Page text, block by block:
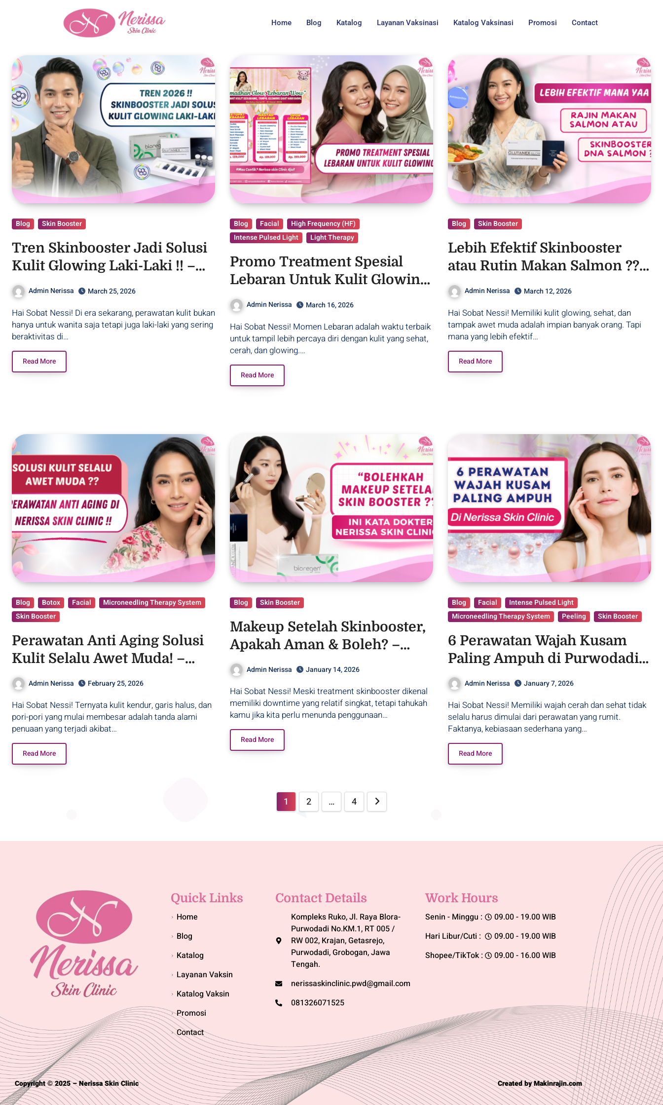
Home Blog Katalog Layanan Vaksinasi Katalog Vaksinasi Promosi Contact
Blog Skin Booster
Tren Skinbooster Jadi Solusi
Kulit Glowing Laki-Laki !! –
Purwodadi
Admin Nerissa March 25, 2026
Hai Sobat Nessi! Di era sekarang, perawatan kulit bukan
hanya untuk wanita saja tetapi juga laki-laki yang sering
beraktivitas di…
Read More
Blog Facial
High Frequency (HF)
Intense Pulsed Light
Light Therapy
Promo Treatment Spesial
Lebaran Untuk Kulit Glowing
– Purwodadi
Admin Nerissa March 16, 2026
Hai Sobat Nessi! Momen Lebaran adalah waktu terbaik
untuk tampil lebih percaya diri dengan kulit yang sehat,
cerah, dan glowing.…
Read More
Blog Skin Booster
Lebih Efektif Skinbooster
atau Rutin Makan Salmon ?? –
Purwodadi
Admin Nerissa March 12, 2026
Hai Sobat Nessi! Memiliki kulit glowing, sehat, dan
tampak awet muda adalah impian banyak orang. Tapi
mana yang lebih efektif…
Read More
Blog Botox Facial
Microneedling Therapy System
Skin Booster
Perawatan Anti Aging Solusi
Kulit Selalu Awet Muda! –
Purwodadi
Admin Nerissa February 25, 2026
Hai Sobat Nessi! Ternyata kulit kendur, garis halus, dan
pori-pori yang mulai membesar adalah tanda alami
penuaan yang terjadi akibat…
Read More
Blog Skin Booster
Makeup Setelah Skinbooster,
Apakah Aman & Boleh? –
Purwodadi
Admin Nerissa January 14, 2026
Hai Sobat Nessi! Meski treatment skinbooster dikenal
memiliki downtime yang relatif singkat, tetapi tahukah
kamu jika kita perlu menunda penggunaan…
Read More
Blog Facial
Intense Pulsed Light
Microneedling Therapy System
Peeling Skin Booster
6 Perawatan Wajah Kusam
Paling Ampuh di Purwodadi,
Grobogan
Admin Nerissa January 7, 2026
Hai Sobat Nessi! Memiliki wajah cerah dan sehat tidak
selalu harus dimulai dari perawatan yang rumit.
Faktanya, kebiasaan sederhana yang…
Read More
1 2 … 4
Quick Links
Home
Blog
Katalog
Layanan Vaksin
Katalog Vaksin
Promosi
Contact
Contact Details
Kompleks Ruko, Jl. Raya Blora-
Purwodadi No.KM.1, RT 005 /
RW 002, Krajan, Getasrejo,
Purwodadi, Grobogan, Jawa
Tengah.
nerissaskinclinic.pwd@gmail.com
081326071525
Work Hours
Senin - Minggu :
Hari Libur/Cuti :
Shopee/TikTok :
09.00 - 19.00 WIB
09.00 - 19.00 WIB
09.00 - 16.00 WIB
Copyright © 2025 – Nerissa Skin Clinic Created by Makinrajin.com